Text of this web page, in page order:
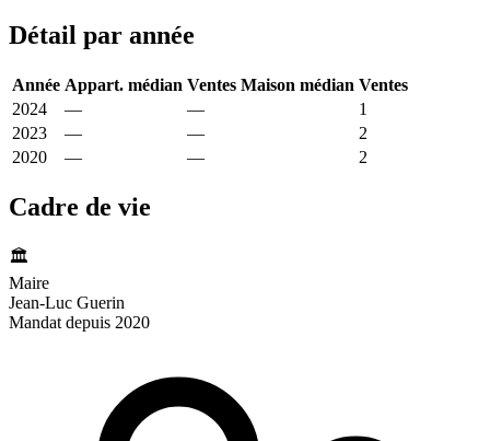
−
Détail par année
Année Appart. médian Ventes Maison médian Ventes
2024
— —
1
2023
— —
2
2020
— — 2
Cadre de vie
🏛️
Maire
Jean-Luc Guerin
Mandat depuis 2020